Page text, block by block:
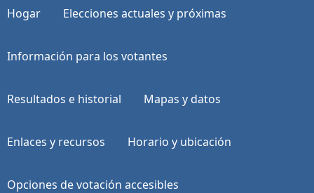
Hogar Elecciones actuales y próximas
Información para los votantes
Resultados e historial Mapas y datos
Enlaces y recursos Horario y ubicación
Opciones de votación accesibles